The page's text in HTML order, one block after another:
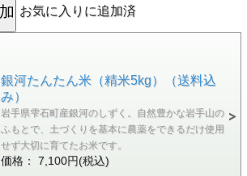
お気に入りに追加済
銀河たんたん米（精米5kg）（送料込
み）
岩手県雫石町産銀河のしずく。自然豊かな岩手山の
ふもとで、土づくりを基本に農薬をできるだけ使用
せず大切に育てたお米です。
価格： 7,100円(税込)